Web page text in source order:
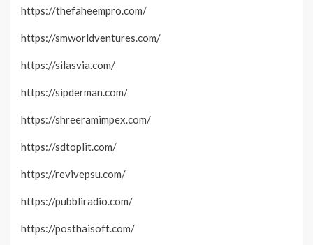
https://thefaheempro.com/
https://smworldventures.com/
https://silasvia.com/
https://sipderman.com/
https://shreeramimpex.com/
https://sdtoplit.com/
https://revivepsu.com/
https://pubbliradio.com/
https://posthaisoft.com/